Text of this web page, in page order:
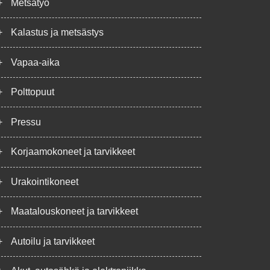
Metsätyö
Kalastus ja metsästys
Vapaa-aika
Polttopuut
Pressu
Korjaamokoneet ja tarvikkeet
Urakointikoneet
Maatalouskoneet ja tarvikkeet
Autoilu ja tarvikkeet